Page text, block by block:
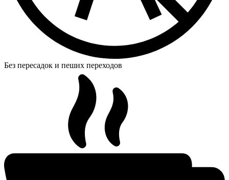
Без пересадок и пеших переходов